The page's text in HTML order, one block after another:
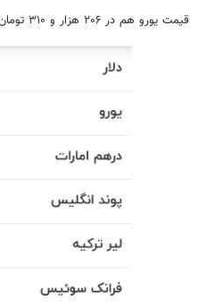
قیمت یورو هم در ۲۰۶ هزار و ۳۱۰ تومان اعلام شد.